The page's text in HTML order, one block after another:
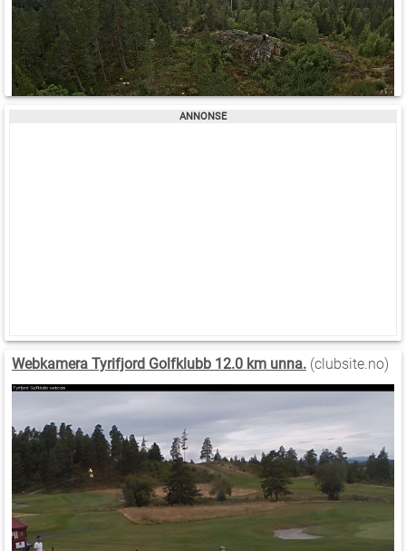
Webkamera Tyrifjord Golfklubb 12.0 km unna. (clubsite.no)